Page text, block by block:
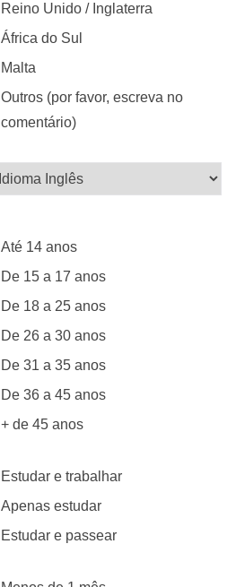
Reino Unido / Inglaterra
África do Sul
Malta
Outros (por favor, escreva no
comentário)
Até 14 anos
De 15 a 17 anos
De 18 a 25 anos
De 26 a 30 anos
De 31 a 35 anos
De 36 a 45 anos
+ de 45 anos
Estudar e trabalhar
Apenas estudar
Estudar e passear